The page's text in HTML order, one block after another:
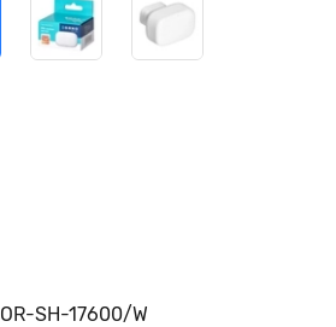
OR-SH-17600/W